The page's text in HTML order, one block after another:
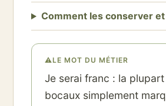
Comment les conserver
⚠LE MOT DU MÉTIER
Je serai franc : la
bocaux simplement